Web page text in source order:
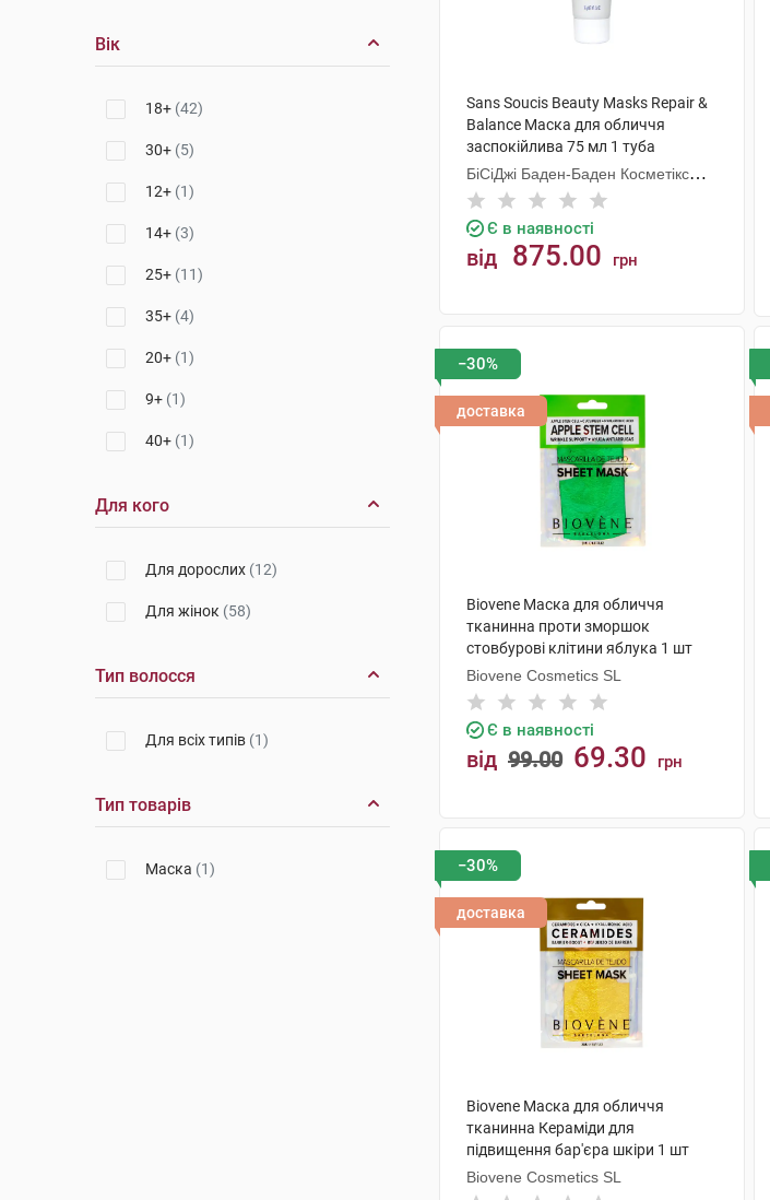
Вік
18+ (42)
30+ (5)
12+ (1)
14+ (3)
25+ (11)
35+ (4)
20+ (1)
9+ (1)
40+ (1)
Для кого
Для дорослих (12)
Для жінок (58)
Тип волосся
Для всіх типів (1)
Тип товарів
Маска (1)
Sans Soucis Beauty Masks Repair &
Balance Маска для обличчя
заспокійлива 75 мл 1 туба
БіСіДжі Баден-Баден Косметікс
Груп Гмбх
Є в наявності
від 875.00 грн
−30%
доставка
Biovene Маска для обличчя
тканинна проти зморшок
стовбурові клітини яблука 1 шт
Biovene Cosmetics SL
Є в наявності
від 99.00 69.30 грн
−30%
доставка
Biovene Маска для обличчя
тканинна Кераміди для
підвищення бар'єра шкіри 1 шт
Biovene Cosmetics SL